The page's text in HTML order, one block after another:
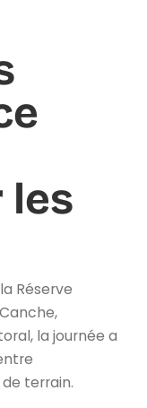
les
Réserve
la journée a
terrain.